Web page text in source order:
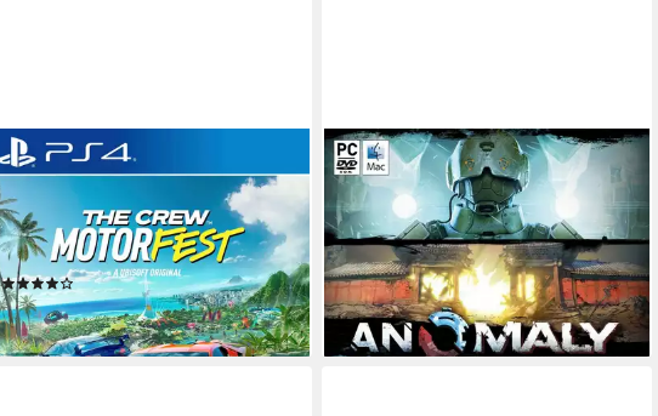
UBISOFT
The Crew Motorfest
PlayStation 4 Plattform
ab 12 Jahren USK-Freigabe
Ubisoft Publisher
(25)
41,33 €
leider ausverkauft
HEADUP GAMES
Anomaly - Ultimate Bundle Edition
ab 12 Jahren USK-Freigabe
9,90 €
lieferbar - in 2-3 Werktagen bei dir